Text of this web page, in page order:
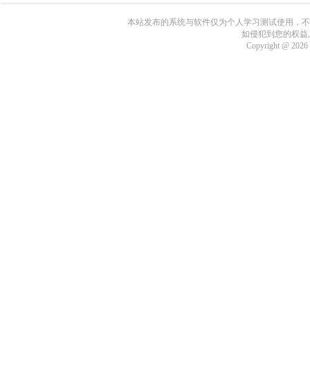
本站发布的系统与软件仅为个人学习测试使用，
如侵犯到您的权
Copyright @